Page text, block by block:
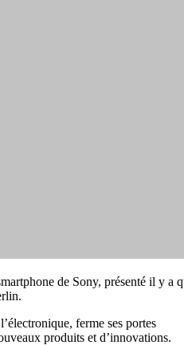
de Sony, présenté il y a
ferme ses portes
produits et d’innovations.